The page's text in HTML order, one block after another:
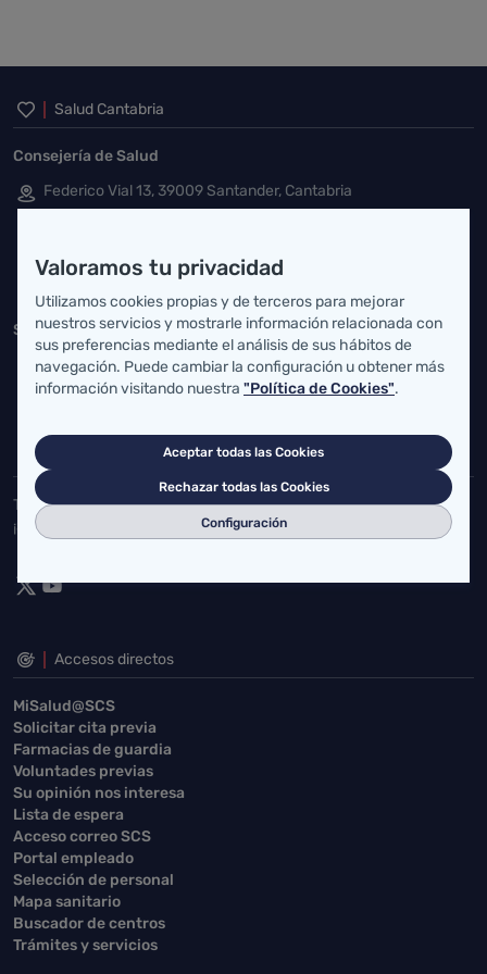
Inicio del pie de página
Salud Cantabria
Consejería de Salud
Federico Vial 13, 39009 Santander, Cantabria
942208130 942395562
Servicio Cántabro de Salud
Cardenal Herrera Oria, S/N 39011 Santander, Cantabria
942202772
Toda la actualidad de Salud Cantabria en las redes sociales.
¡Síguenos!
Accesos directos
MiSalud@SCS
Solicitar cita previa
Farmacias de guardia
Voluntades previas
Su opinión nos interesa
Lista de espera
Acceso correo SCS
Portal empleado
Selección de personal
Mapa sanitario
Buscador de centros
Trámites y servicios
Valoramos tu privacidad
Utilizamos cookies propias y de terceros para mejorar
nuestros servicios y mostrarle información relacionada con
sus preferencias mediante el análisis de sus hábitos de
navegación. Puede cambiar la configuración u obtener más
información visitando nuestra "Política de Cookies".
Aceptar todas las Cookies
Rechazar todas las Cookies
Configuración